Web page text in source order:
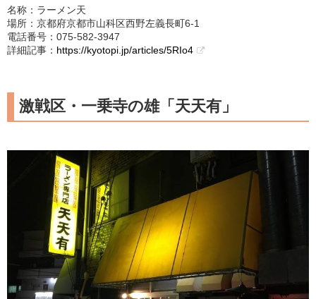
名称：ラーメン天
場所：京都府京都市山科区西野左義長町6-1
電話番号：075-582-3947
詳細記事： https://kyotopi.jp/articles/5RIo4
激戦区・一乗寺の雄「天天有」